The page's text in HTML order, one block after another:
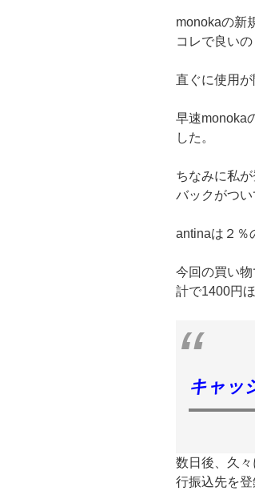
monokaの新
コレで良いの
直ぐに使用が
早速monoka
した。
ちなみに私
バックがつい
antinaは２％
今回の買い
計で1400円
キャッ
数日後、久
行振込先を登